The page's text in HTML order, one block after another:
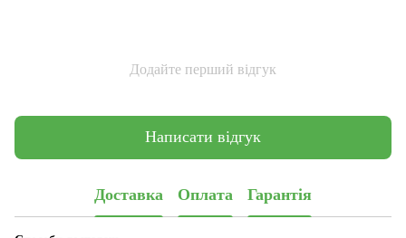
Додайте перший відгук
Написати відгук
Доставка Оплата Гарантія